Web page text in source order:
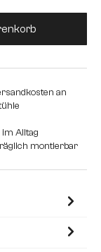
den
an
Alltag
montierbar